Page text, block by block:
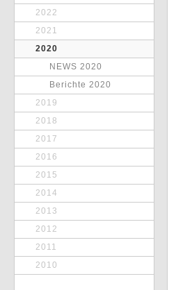
2022
2021
2020
NEWS 2020
Berichte 2020
2019
2018
2017
2016
2015
2014
2013
2012
2011
2010